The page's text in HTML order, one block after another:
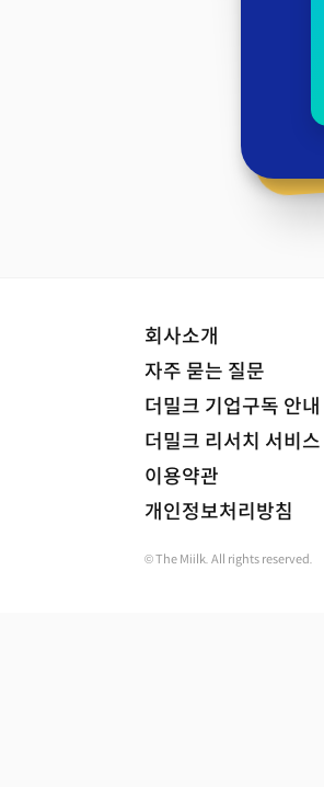
회사소개
자주 묻는 질문
더밀크 기업구독 안내
더밀크 리서치 서비스
이용약관
개인정보처리방침
© The Miilk. All rights reserved.